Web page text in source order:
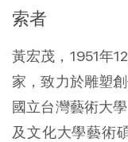
索者
黃宏茂，1951年
家，致力於雕塑
國立台灣藝術大
及文化大學藝術